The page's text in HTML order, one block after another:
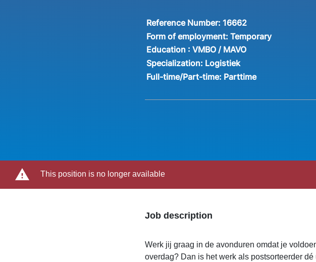
Reference Number: 16662
Form of employment:Temporary
Education : VMBO / MAVO
Specialization: Logistiek
Full-time/Part-time: Parttime
This position is no longer available
Job description
Werk jij graag in de avonduren omdat je
overdag? Dan is het werk als postsorteerder